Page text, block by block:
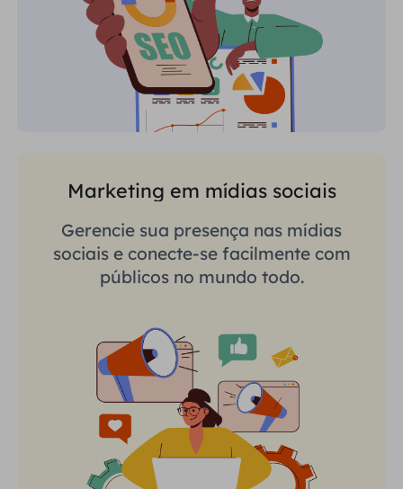
Marketing em mídias sociais
Gerencie sua presença nas mídias
sociais e conecte-se facilmente com
públicos no mundo todo.